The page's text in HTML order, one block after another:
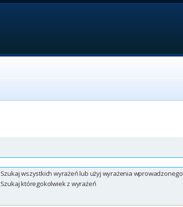
Szukaj wszystkich wyrażeń lub użyj wyrażenia wprowadzonego
Szukaj któregokolwiek z wyrażeń